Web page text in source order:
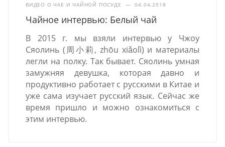
ВИДЕО О ЧАЕ И ЧАЙНОЙ ПОСУДЕ — 04.04.2018
Чайное интервью: Белый чай
В 2015 г. мы взяли интервью у Чжоу
Сяолинь (周小莉, zhōu xiǎolì) и материалы
легли на полку. Так бывает. Сяолинь умная
замужняя девушка, которая давно и
продуктивно работает с русскими в Китае и
уже сама изучает русский язык. Сейчас же
время пришло и можно ознакомиться с
этим интервью.